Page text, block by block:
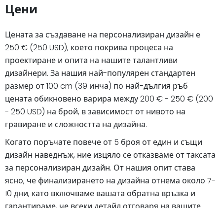
Цени
Цената за създаване на персонализиран дизайн е
250 € (250 USD), което покрива процеса на
проектиране и опита на нашите талантливи
дизайнери. За нашия най-популярен стандартен
размер от 100 cm (39 инча) по най-дългия ръб
цената обикновено варира между 200 € - 250 € (200
- 250 USD) на брой, в зависимост от нивото на
гравиране и сложността на дизайна.
Когато поръчате повече от 5 броя от един и същи
дизайн наведнъж, ние изцяло се отказваме от таксата
за персонализиран дизайн. От нашия опит става
ясно, че финализирането на дизайна отнема около 7-
10 дни, като включваме вашата обратна връзка и